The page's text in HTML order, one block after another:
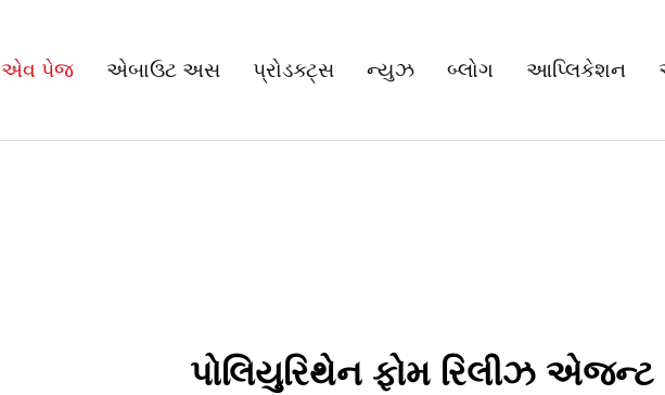
એવ પેજ એબાઉટ અસ પ્રોડક્ટ્સ ન્યુઝ બ્લોગ આપ્લિકેશન
પોલિયુરિથેન ફોમ રિલીઝ એજન્ટ